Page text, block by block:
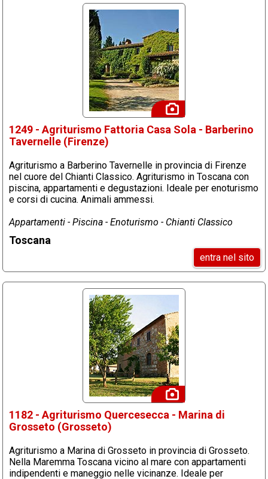
1249 - Agriturismo Fattoria Casa Sola - Barberino
Tavernelle (Firenze)
Agriturismo a Barberino Tavernelle in provincia di Firenze
nel cuore del Chianti Classico. Agriturismo in Toscana con
piscina, appartamenti e degustazioni. Ideale per enoturismo
e corsi di cucina. Animali ammessi.
Appartamenti - Piscina - Enoturismo - Chianti Classico
Toscana
entra nel sito
1182 - Agriturismo Quercesecca - Marina di
Grosseto (Grosseto)
Agriturismo a Marina di Grosseto in provincia di Grosseto.
Nella Maremma Toscana vicino al mare con appartamenti
indipendenti e maneggio nelle vicinanze. Ideale per